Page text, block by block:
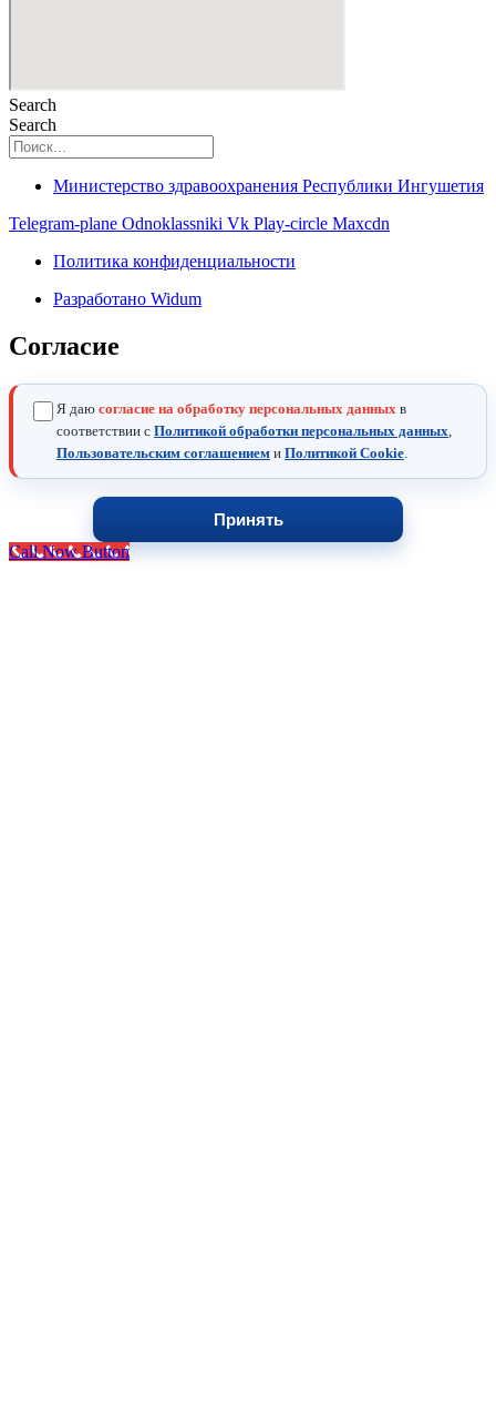
Search
Search
Министерство здравоохранения Республики Ингушетия
Telegram-plane Odnoklassniki Vk Play-circle Maxcdn
Политика конфиденциальности
Разработано Widum
Согласие
Я даю согласие на обработку персональных данных в
соответствии с Политикой обработки персональных данных
Пользовательским соглашением и Политикой Cookie
Принять
Call Now Button